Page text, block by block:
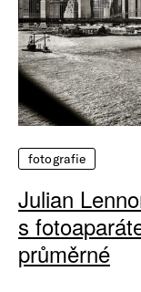
fotografie
Julian
s
průměrné